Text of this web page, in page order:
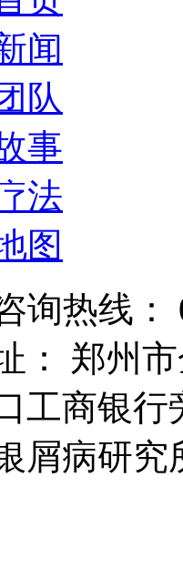
闻
队
事
法
图
询热线：
： 郑州
工商银行
屑病研究